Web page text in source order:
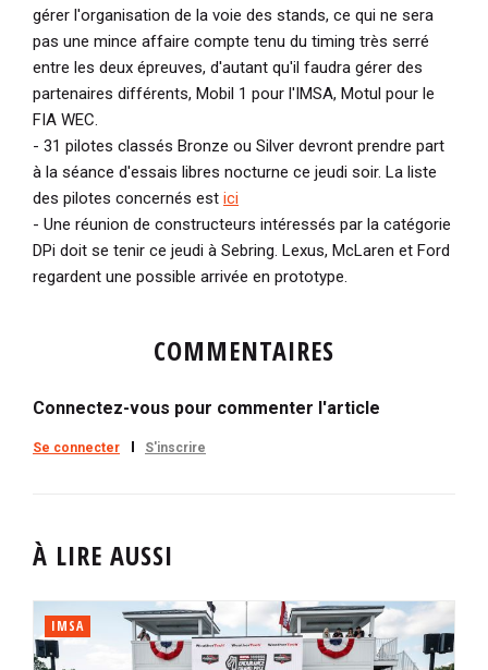
gérer l'organisation de la voie des stands, ce qui ne sera
pas une mince affaire compte tenu du timing très serré
entre les deux épreuves, d'autant qu'il faudra gérer des
partenaires différents, Mobil 1 pour l'IMSA, Motul pour le
FIA WEC.
- 31 pilotes classés Bronze ou Silver devront prendre part
à la séance d'essais libres nocturne ce jeudi soir. La liste
des pilotes concernés est ici
- Une réunion de constructeurs intéressés par la catégorie
DPi doit se tenir ce jeudi à Sebring. Lexus, McLaren et Ford
regardent une possible arrivée en prototype.
COMMENTAIRES
Connectez-vous pour commenter l'article
Se connecter S'inscrire
À LIRE AUSSI
IMSA